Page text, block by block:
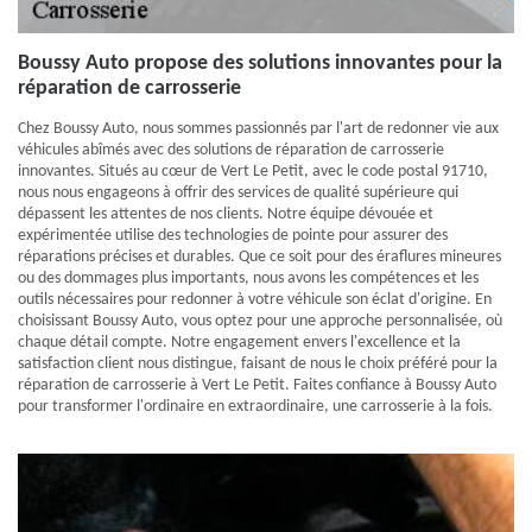
Boussy Auto propose des solutions innovantes pour la
réparation de carrosserie
Chez Boussy Auto, nous sommes passionnés par l'art de redonner vie aux
véhicules abîmés avec des solutions de réparation de carrosserie
innovantes. Situés au cœur de Vert Le Petit, avec le code postal 91710,
nous nous engageons à offrir des services de qualité supérieure qui
dépassent les attentes de nos clients. Notre équipe dévouée et
expérimentée utilise des technologies de pointe pour assurer des
réparations précises et durables. Que ce soit pour des éraflures mineures
ou des dommages plus importants, nous avons les compétences et les
outils nécessaires pour redonner à votre véhicule son éclat d'origine. En
choisissant Boussy Auto, vous optez pour une approche personnalisée, où
chaque détail compte. Notre engagement envers l'excellence et la
satisfaction client nous distingue, faisant de nous le choix préféré pour la
réparation de carrosserie à Vert Le Petit. Faites confiance à Boussy Auto
pour transformer l'ordinaire en extraordinaire, une carrosserie à la fois.